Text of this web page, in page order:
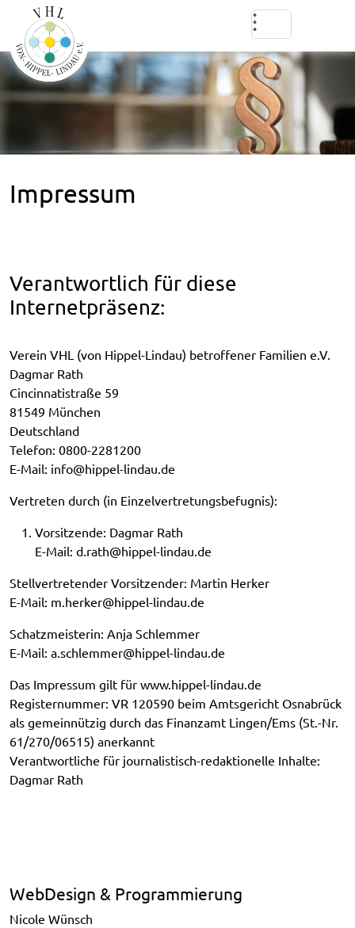
Impressum
Verantwortlich für diese
Internetpräsenz:
Verein VHL (von Hippel-Lindau) betroffener Familien e.V.
Dagmar Rath
Cincinnatistraße 59
81549 München
Deutschland
Telefon: 0800-2281200
E-Mail: ed.uadnil-leppih@ofni
Vertreten durch (in Einzelvertretungsbefugnis):
Vorsitzende: Dagmar Rath
E-Mail: ed.uadnil-leppih@htar.d
Stellvertretender Vorsitzender: Martin Herker
E-Mail: ed.uadnil-leppih@rekreh.m
Schatzmeisterin: Anja Schlemmer
E-Mail: ed.uadnil-leppih@remmelhcs.a
Das Impressum gilt für www.hippel-lindau.de
Registernummer: VR 120590 beim Amtsgericht Osnabrück
als gemeinnützig durch das Finanzamt Lingen/Ems (St.-Nr.
61/270/06515) anerkannt
Verantwortliche für journalistisch-redaktionelle Inhalte:
Dagmar Rath
WebDesign & Programmierung
Nicole Wünsch